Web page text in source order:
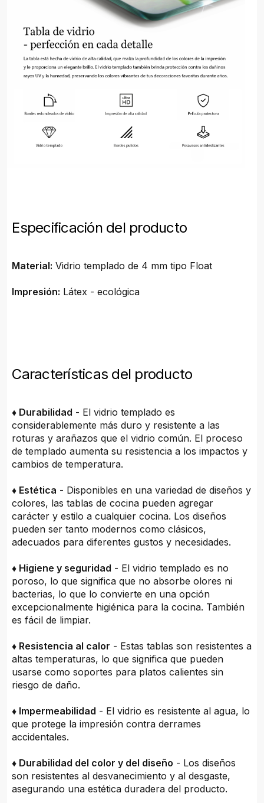
Especificación del producto
Material: Vidrio templado de 4 mm tipo Float
Impresión: Látex - ecológica
Características del producto
♦ Durabilidad - El vidrio templado es
considerablemente más duro y resistente a las
roturas y arañazos que el vidrio común. El proceso
de templado aumenta su resistencia a los impactos y
cambios de temperatura.
♦ Estética - Disponibles en una variedad de diseños y
colores, las tablas de cocina pueden agregar
carácter y estilo a cualquier cocina. Los diseños
pueden ser tanto modernos como clásicos,
adecuados para diferentes gustos y necesidades.
♦ Higiene y seguridad - El vidrio templado es no
poroso, lo que significa que no absorbe olores ni
bacterias, lo que lo convierte en una opción
excepcionalmente higiénica para la cocina. También
es fácil de limpiar.
♦ Resistencia al calor - Estas tablas son resistentes a
altas temperaturas, lo que significa que pueden
usarse como soportes para platos calientes sin
riesgo de daño.
♦ Impermeabilidad - El vidrio es resistente al agua, lo
que protege la impresión contra derrames
accidentales.
♦ Durabilidad del color y del diseño - Los diseños
son resistentes al desvanecimiento y al desgaste,
asegurando una estética duradera del producto.